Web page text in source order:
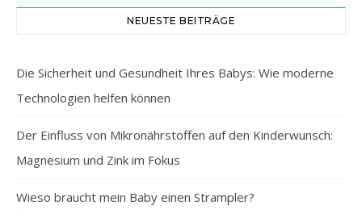
NEUESTE BEITRÄGE
Die Sicherheit und Gesundheit Ihres Babys: Wie moderne
Technologien helfen können
Der Einfluss von Mikronährstoffen auf den Kinderwunsch:
Magnesium und Zink im Fokus
Wieso braucht mein Baby einen Strampler?